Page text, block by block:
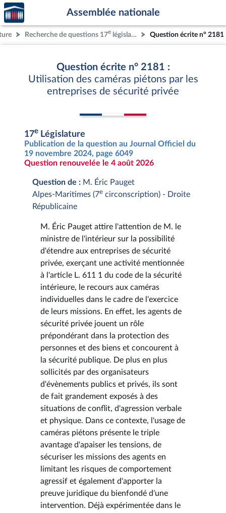
Aller au contenu
Aller en bas de la page
Accèder
à la
page
d'accueil
Assemblée nationale
Recherche de questions 17e législature Question écrite n° 2181
Question écrite n° 2181 :
Utilisation des caméras piétons par les
entreprises de sécurité privée
17e Législature
Publication de la question au Journal Officiel du
19 novembre 2024, page 6049
Question renouvelée le 4 août 2026
Question de : M. Éric Pauget
Alpes-Maritimes (7e circonscription) - Droite
Républicaine
M. Éric Pauget attire l'attention de M. le
ministre de l'intérieur sur la possibilité
d'étendre aux entreprises de sécurité
privée, exerçant une activité mentionnée
à l'article L. 611 1 du code de la sécurité
intérieure, le recours aux caméras
individuelles dans le cadre de l'exercice
de leurs missions. En effet, les agents de
sécurité privée jouent un rôle
prépondérant dans la protection des
personnes et des biens et concourent à
la sécurité publique. De plus en plus
sollicités par des organisateurs
d'évènements publics et privés, ils sont
de fait grandement exposés à des
situations de conflit, d'agression verbale
et physique. Dans ce contexte, l'usage de
caméras piétons présente le triple
avantage d'apaiser les tensions, de
sécuriser les missions des agents en
limitant les risques de comportement
agressif et également d'apporter la
preuve juridique du bienfondé d'une
intervention. Déjà expérimentée dans le